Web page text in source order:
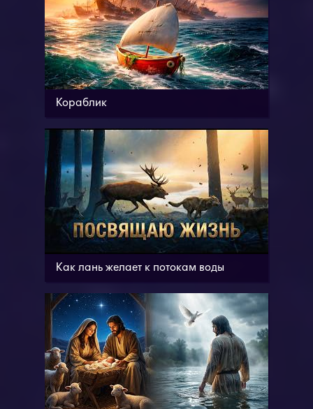
Кораблик
Как лань желает к потокам воды